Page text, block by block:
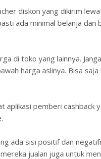
diskon yang dikirim
ada minimal belanja dan
di toko yang lainnya.
harga aslinya. Bisa
aplikasi pemberi cashback
ada sisi positif dan
jualan juga untuk